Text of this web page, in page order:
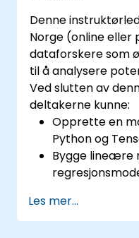
Bygge
web-API-er til
Denne
Norge (online
dataforskere som
til å analysere
Ved slutten av
deltakerne kunne:
Opprette en
Python og
Bygge lineære
Utvikle en
for å analysere
Les mer...